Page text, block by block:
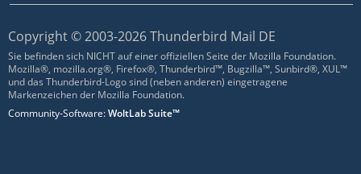
Copyright © 2003-2026 Thunderbird Mail DE
Sie befinden sich NICHT auf einer offiziellen Seite der Mozilla Foundation.
Mozilla®, mozilla.org®, Firefox®, Thunderbird™, Bugzilla™, Sunbird®, XUL™
und das Thunderbird-Logo sind (neben anderen) eingetragene
Markenzeichen der Mozilla Foundation.
Community-Software:WoltLab Suite™